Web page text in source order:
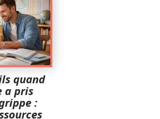
quand
a pris
: